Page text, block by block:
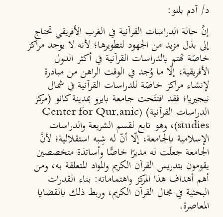
د/ آدم بللو:
إنَّ حالة الدراسات القرآنية في الغرب الأفريقي تحتاج
إلى بذل مزيد من الجهود لتطويرها؛ لأنه لا يوجد مراكز
خاصّة تهتم بالدراسات القرآنية في أكثر الدول
الأفريقية، إلّا ما وُجد في الوقت الراهن من مبادرة
لإنشاء مراكز خاصّة للدراسات القرآنية في شمال
نيجيريا؛ فقد افتتَحت جامعة بايرو بمدينة كانو (مركز
الدراسات القرآنية) (
Center for Qur,anic
studies
)، وهو تابع لقسم الشريعة والدراسات
الإسلامية بالجامعة، إلّا أنّ له شِبه استقلالية؛ لأنَّ
الجامعة جعلَت له مديرًا خاصًّا وأساتذة متخصصين
يقومون بتدريس القرآن الكريم والمواد المتعلقة به، ومن
أهم أهداف هذا المركز واهتماماته: بناء القدرات
البحثية في مجال القرآن الكريم، وربط ذلك بالقضايا
المعاصرة.